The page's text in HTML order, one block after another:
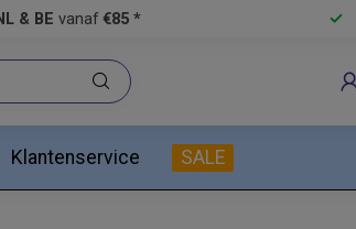
& BE vanaf €85 *
Klantenservice SALE